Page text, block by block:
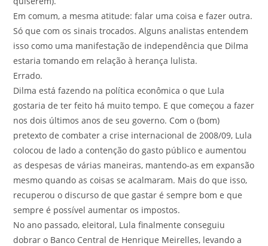
Em comum, a mesma atitude: falar uma coisa e fazer outra.
Só que com os sinais trocados. Alguns analistas entendem
isso como uma manifestação de independência que Dilma
estaria tomando em relação à herança lulista.
Errado.
Dilma está fazendo na política econômica o que Lula
gostaria de ter feito há muito tempo. E que começou a fazer
nos dois últimos anos de seu governo. Com o (bom)
pretexto de combater a crise internacional de 2008/09, Lula
colocou de lado a contenção do gasto público e aumentou
as despesas de várias maneiras, mantendo-as em expansão
mesmo quando as coisas se acalmaram. Mais do que isso,
recuperou o discurso de que gastar é sempre bom e que
sempre é possível aumentar os impostos.
No ano passado, eleitoral, Lula finalmente conseguiu
dobrar o Banco Central de Henrique Meirelles, levando a